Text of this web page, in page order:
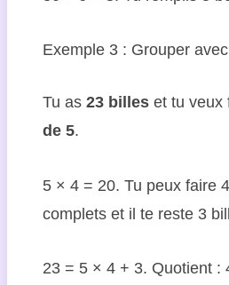
Exemple 3 : Grouper
Tu as 23 billeset tu veux
de 5.
5 × 4 = 20. Tu peux faire
complets et il te reste 3
23 = 5 × 4 + 3. Quotient :